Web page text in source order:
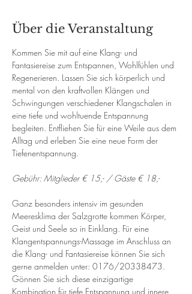
Über die Veranstaltung
Kommen Sie mit auf eine Klang- und
Fantasiereise zum Entspannen, Wohlfühlen und
Regenerieren. Lassen Sie sich körperlich und
mental von den kraftvollen Klängen und
Schwingungen verschiedener Klangschalen in
eine tiefe und wohltuende Entspannung
begleiten. Entfliehen Sie für eine Weile aus dem
Alltag und erleben Sie eine neue Form der
Tiefenentspannung.
Gebühr: Mitglieder € 15,- / Gäste € 18,-
Ganz besonders intensiv im gesunden
Meeresklima der Salzgrotte kommen Körper,
Geist und Seele so in Einklang. Für eine
Klangentspannungs-Massage im Anschluss an
die Klang- und Fantasiereise können Sie sich
gerne anmelden unter: 0176/20338473.
Gönnen Sie sich diese einzigartige
Kombination für tiefe Entspannung und innere